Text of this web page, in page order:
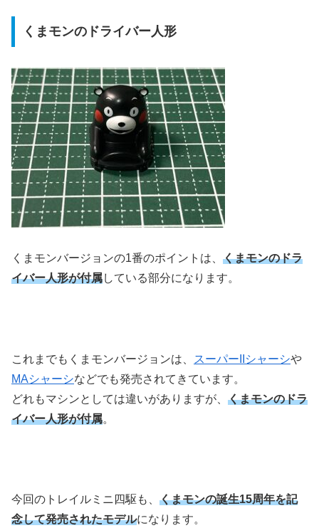
くまモンのドライバー人形
くまモンバージョンの1番のポイントは、 くまモンのドラ
イバー人形が付属している部分になります。
これまでもくまモンバージョンは、 スーパーIIシャーシや
MAシャーシなどでも発売されてきています。
どれもマシンとしては違いがありますが、 くまモンのドラ
イバー人形が付属。
今回のトレイルミニ四駆も、 くまモンの誕生15周年を記
念して発売されたモデルになります。